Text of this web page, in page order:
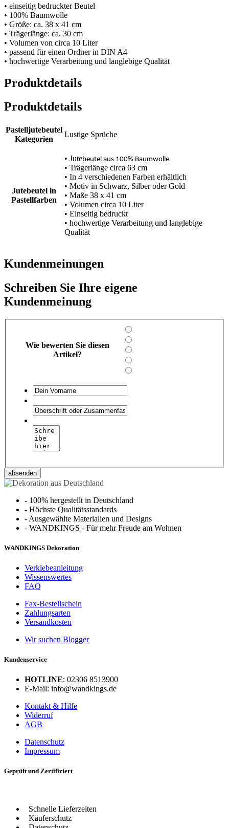
• einseitig bedruckter Beutel
• 100% Baumwolle
• Größe: ca. 38 x 41 cm
• Trägerlänge: ca. 30 cm
• Volumen von circa 10 Liter
• passend für einen Ordner in DIN A4
• hochwertige Verarbeitung und langlebige Qualität
Produktdetails
Produktdetails
Pastelljutebeutel
Kategorien
Lustige Sprüche
Jutebeutel in
Pastellfarben
• Jutebeutel aus 100% Baumwolle
• Trägerlänge circa 63 cm
• In 4 verschiedenen Farben erhältlich
• Motiv in Schwarz, Silber oder Gold
• Maße 38 x 41 cm
• Volumen circa 10 Liter
• Einseitig bedruckt
• hochwertige Verarbeitung und langlebige
Qualität
Kundenmeinungen
Schreiben Sie Ihre eigene
Kundenmeinung
Wie bewerten Sie diesen
Artikel?
absenden
- 100% hergestellt in Deutschland
- Höchste Qualitätsstandards
- Ausgewählte Materialien und Designs
- WANDKINGS - Für mehr Freude am Wohnen
WANDKINGS Dekoration
Verklebeanleitung
Wissenswertes
FAQ
Fax-Bestellschein
Zahlungsarten
Versandkosten
Wir suchen Blogger
Kundenservice
HOTLINE: 02306 8513900
E-Mail: info@wandkings.de
Kontakt & Hilfe
Widerruf
AGB
Datenschutz
Impressum
Geprüft und Zertifiziert
Schnelle Lieferzeiten
Käuferschutz